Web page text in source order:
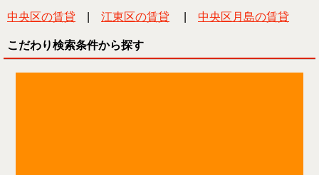
中央区の賃貸 江東区の賃貸 中央区月島の賃貸
こだわり検索条件から探す